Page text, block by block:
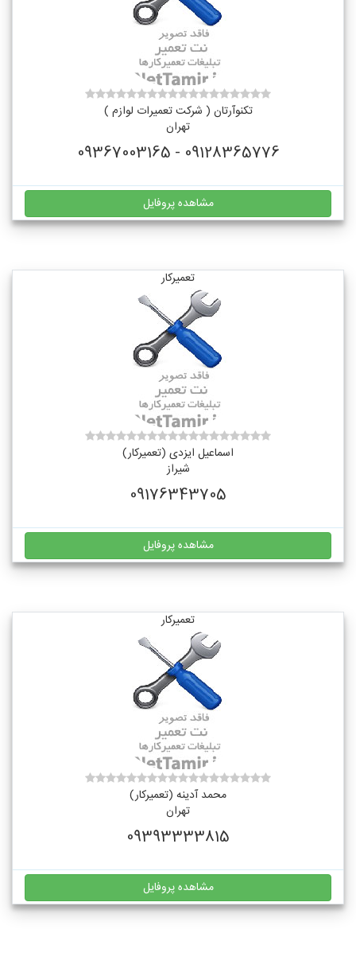
تکنوآرتان ( شرکت تعمیرات لوازم )
تهران
09128365776 - 09367003165
مشاهده پروفایل
تعمیرکار
اسماعیل ایزدی (تعمیرکار)
شیراز
09176343705
مشاهده پروفایل
تعمیرکار
محمد آدینه (تعمیرکار)
تهران
09393333815
مشاهده پروفایل